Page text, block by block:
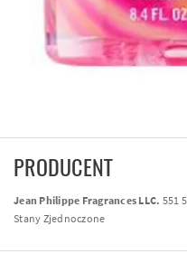
PRODUCENT
Jean Philippe Fragrances LLC. 551
Stany Zjednoczone